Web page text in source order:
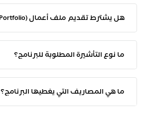
هل يشترط تقديم ملف أعمال (Portfolio)؟
ما نوع التأشيرة المطلوبة للبرنامج؟
ما هي المصاريف التي يغطيها البرنامج؟